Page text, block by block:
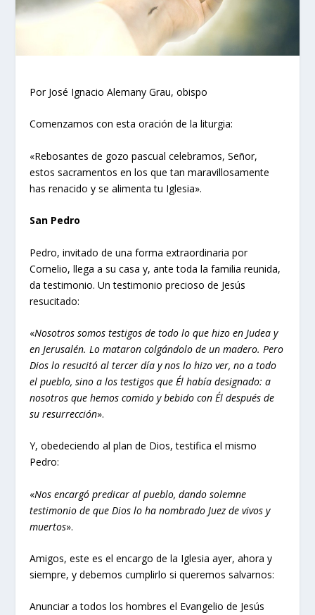
Por José Ignacio Alemany Grau, obispo
Comenzamos con esta oración de la liturgia:
«Rebosantes de gozo pascual celebramos, Señor,
estos sacramentos en los que tan maravillosamente
has renacido y se alimenta tu Iglesia».
San Pedro
Pedro, invitado de una forma extraordinaria por
Cornelio, llega a su casa y, ante toda la familia reunida,
da testimonio. Un testimonio precioso de Jesús
resucitado:
«Nosotros somos testigos de todo lo que hizo en Judea y
en Jerusalén. Lo mataron colgándolo de un madero. Pero
Dios lo resucitó al tercer día y nos lo hizo ver, no a todo
el pueblo, sino a los testigos que Él había designado: a
nosotros que hemos comido y bebido con Él después de
su resurrección».
Y, obedeciendo al plan de Dios, testifica el mismo
Pedro:
«Nos encargó predicar al pueblo, dando solemne
testimonio de que Dios lo ha nombrado Juez de vivos y
muertos».
Amigos, este es el encargo de la Iglesia ayer, ahora y
siempre, y debemos cumplirlo si queremos salvarnos:
Anunciar a todos los hombres el Evangelio de Jesús